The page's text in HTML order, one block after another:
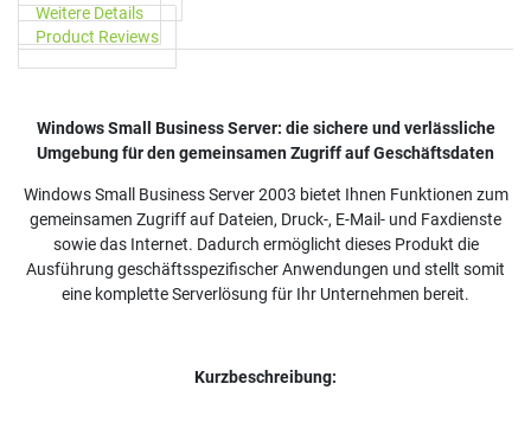
Weitere Details
Product Reviews
Windows Small Business Server: die sichere und verlässliche
Umgebung für den gemeinsamen Zugriff auf Geschäftsdaten
Windows Small Business Server 2003 bietet Ihnen Funktionen zum
gemeinsamen Zugriff auf Dateien, Druck-, E-Mail- und Faxdienste
sowie das Internet. Dadurch ermöglicht dieses Produkt die
Ausführung geschäftsspezifischer Anwendungen und stellt somit
eine komplette Serverlösung für Ihr Unternehmen bereit.
Kurzbeschreibung: